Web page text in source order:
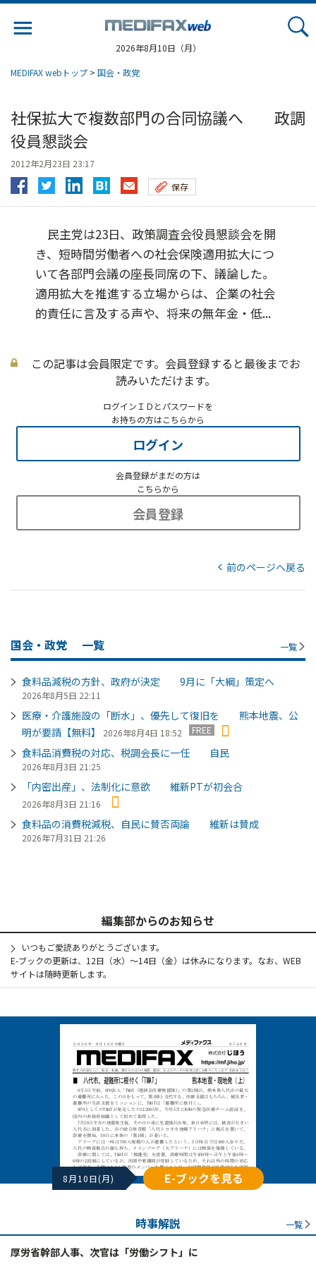
2026年8月10日（月）
MEDIFAX webトップ > 国会・政党
社保拡大で複数部門の合同協議へ 政調
役員懇談会
2012年2月23日 23:17
保存
民主党は23日、政策調査会役員懇談会を開
き、短時間労働者への社会保険適用拡大につ
いて各部門会議の座長同席の下、議論した。
適用拡大を推進する立場からは、企業の社会
的責任に言及する声や、将来の無年金・低...
この記事は会員限定です。会員登録すると最後までお
読みいただけます。
ログインＩＤとパスワードを
お持ちの方はこちらから
ログイン
会員登録がまだの方は
こちらから
会員登録
前のページへ戻る
国会・政党 一覧 一覧
食料品減税の方針、政府が決定 9月に「大綱」策定へ
2026年8月5日 22:11
医療・介護施設の「断水」、優先して復旧を 熊本地震、公
明が要請【無料】
2026年8月4日 18:52 FREE
食料品消費税の対応、税調会長に一任 自民
2026年8月3日 21:25
「内密出産」、法制化に意欲 維新PTが初会合
2026年8月3日 21:16
食料品の消費税減税、自民に賛否両論 維新は賛成
2026年7月31日 21:26
編集部からのお知らせ
いつもご愛読ありがとうございます。
E-ブックの更新は、12日（水）～14日（金）は休みになります。なお、WEB
サイトは随時更新します。
8月10日(月) E-ブックを見る
時事解説 一覧
厚労省幹部人事、次官は「労働シフト」に